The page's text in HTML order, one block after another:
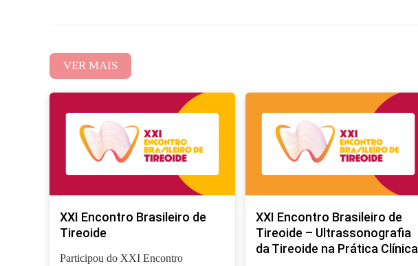
VER MAIS
XXI Encontro Brasileiro de
Tireoide
Participou do XXI Encontro
XXI Encontro Brasileiro de
Tireoide – Ultrassonografia
da Tireoide na Prática Clínica